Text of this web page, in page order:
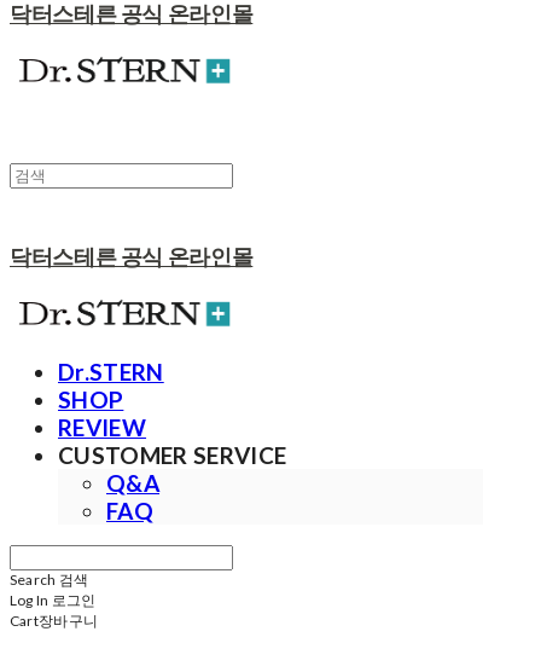
닥터스테른 공식 온라인몰
닥터스테른 공식 온라인몰
Dr.STERN
SHOP
REVIEW
CUSTOMER SERVICE
Q&A
FAQ
Search 검색
Log In 로그인
Cart장바구니